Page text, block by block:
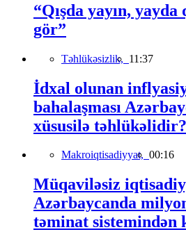
“Qışda yayın, yayda
gör”
Təhlükəsizlik, 11:37
İdxal olunan
bahalaşması
xüsusilə təhlükəlidir?
Makroiqtisadiyyat, 00:16
Müqaviləsiz
Azərbaycanda
təminat sistemindən